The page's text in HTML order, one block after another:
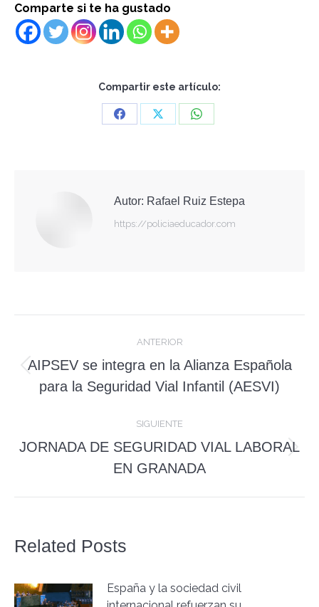
Comparte si te ha gustado
Compartir este artículo:
Share
Share
Share
Autor: Rafael Ruiz Estepa
https://policiaeducador.com
entre
publicaciones
ANTERIOR
Publicación
anterior:
AIPSEV se integra en la Alianza Española
para la Seguridad Vial Infantil (AESVI)
SIGUIENTE
Publicación
siguiente:
JORNADA DE SEGURIDAD VIAL LABORAL
EN GRANADA
Related Posts
España y la sociedad civil